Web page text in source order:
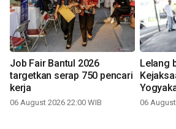
Job Fair Bantul 2026
targetkan serap 750 pencari
kerja
06 August 2026 22:00 WIB
Lelang
06